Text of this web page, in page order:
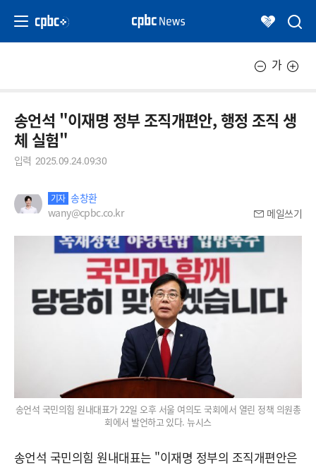
가
송언석 "이재명 정부 조직개편안, 행정 조직 생
체 실험"
입력 2025.09.24.09:30
기자 송창환
wany@cpbc.co.kr
메일쓰기
송언석 국민의힘 원내대표가 22일 오후 서울 여의도 국회에서 열린 정책 의원총
회에서 발언하고 있다. 뉴시스
송언석 국민의힘 원내대표는 "이재명 정부의 조직개편안은